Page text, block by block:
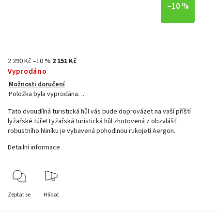
–10 %
2 390 Kč–10 % 2 151 Kč
Vyprodáno
Možnosti doručení
Položka byla vyprodána…
Tato dvoudílná turistická hůl vás bude doprovázet na vaší příští
lyžařské túře! Lyžařská turistická hůl zhotovená z obzvlášť
robustního hliníku je vybavená pohodlnou rukojetí Aergon.
Detailní informace
Zeptat se Hlídat